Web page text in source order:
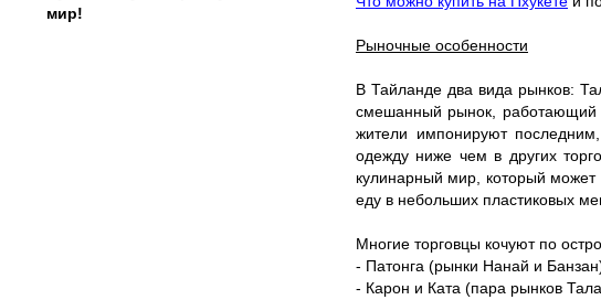
мир!
Рыночные особенности
В Тайланде два вида рынков:
смешанный рынок, работающий
жители импонируют
одежду ниже чем в других
кулинарный мир, который может
еду в небольших пластиковых
Многие торговцы кочуют по
- Патонга (рынки Нанай и
- Карон и Ката (пара рынков